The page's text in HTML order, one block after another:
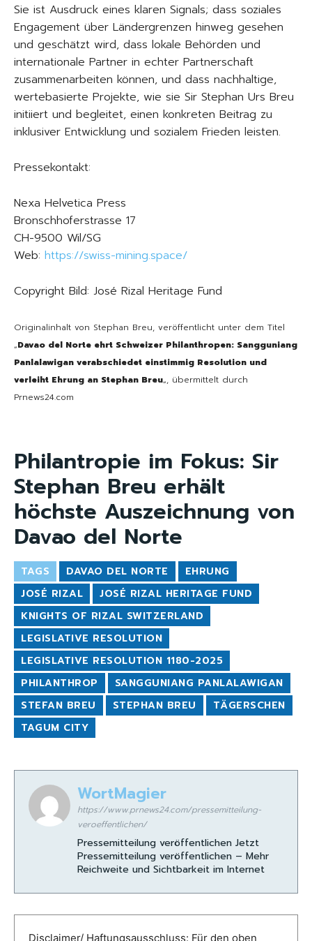
Sie ist Ausdruck eines klaren Signals; dass soziales
Engagement über Ländergrenzen hinweg gesehen
und geschätzt wird, dass lokale Behörden und
internationale Partner in echter Partnerschaft
zusammenarbeiten können, und dass nachhaltige,
wertebasierte Projekte, wie sie Sir Stephan Urs Breu
initiiert und begleitet, einen konkreten Beitrag zu
inklusiver Entwicklung und sozialem Frieden leisten.
Pressekontakt:
Nexa Helvetica Press
Bronschhoferstrasse 17
CH-9500 Wil/SG
Web: https://swiss-mining.space/
Copyright Bild: José Rizal Heritage Fund
Originalinhalt von Stephan Breu, veröffentlicht unter dem Titel
„Davao del Norte ehrt Schweizer Philanthropen: Sangguniang
Panlalawigan verabschiedet einstimmig Resolution und
verleiht Ehrung an Stephan Breu„, übermittelt durch
Prnews24.com
Philantropie im Fokus: Sir
Stephan Breu erhält
höchste Auszeichnung von
Davao del Norte
TAGS DAVAO DEL NORTE
EHRUNG
JOSÉ RIZAL
JOSÉ RIZAL HERITAGE FUND
KNIGHTS OF RIZAL SWITZERLAND
LEGISLATIVE RESOLUTION
LEGISLATIVE RESOLUTION 1180-2025
PHILANTHROP
SANGGUNIANG PANLALAWIGAN
STEFAN BREU
STEPHAN BREU
TÄGERSCHEN
TAGUM CITY
WortMagier
https://www.prnews24.com/pressemitteilung-
veroeffentlichen/
Pressemitteilung veröffentlichen Jetzt
Pressemitteilung veröffentlichen – Mehr
Reichweite und Sichtbarkeit im Internet
Disclaimer/ Haftungsausschluss: Für den oben